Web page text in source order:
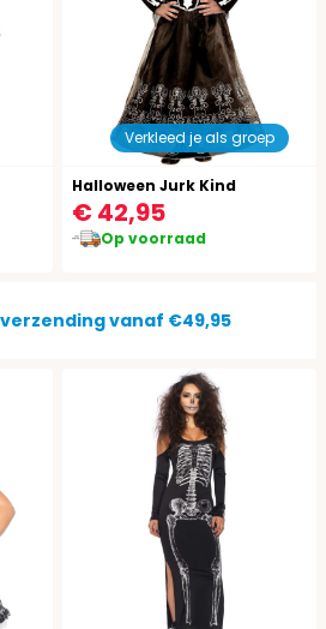
Verkleed je als groep
Halloween Jurk Kind
€ 42,95
Op voorraad
vanaf €49,95